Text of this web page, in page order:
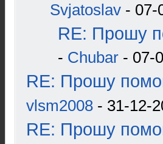
Svjatoslav - 07-
RE: Прошу
- Chubar - 07-
RE: Прошу
vlsm2008 - 31-12-
RE: Прошу